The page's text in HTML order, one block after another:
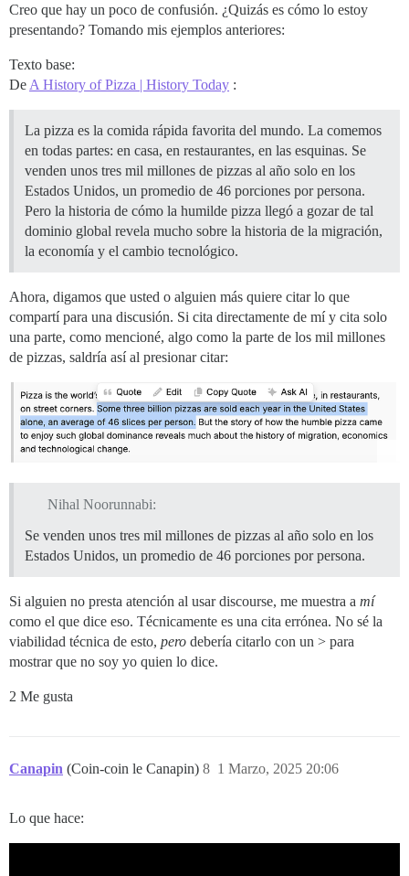
Creo que hay un poco de confusión. ¿Quizás es cómo lo estoy
presentando? Tomando mis ejemplos anteriores:
Texto base:
De A History of Pizza | History Today :
La pizza es la comida rápida favorita del mundo. La comemos
en todas partes: en casa, en restaurantes, en las esquinas. Se
venden unos tres mil millones de pizzas al año solo en los
Estados Unidos, un promedio de 46 porciones por persona.
Pero la historia de cómo la humilde pizza llegó a gozar de tal
dominio global revela mucho sobre la historia de la migración,
la economía y el cambio tecnológico.
Ahora, digamos que usted o alguien más quiere citar lo que
compartí para una discusión. Si cita directamente de mí y cita solo
una parte, como mencioné, algo como la parte de los mil millones
de pizzas, saldría así al presionar citar:
Nihal Noorunnabi:
Se venden unos tres mil millones de pizzas al año solo en los
Estados Unidos, un promedio de 46 porciones por persona.
Si alguien no presta atención al usar discourse, me muestra a mí
como el que dice eso. Técnicamente es una cita errónea. No sé la
viabilidad técnica de esto, pero debería citarlo con un > para
mostrar que no soy yo quien lo dice.
2 Me gusta
Canapin (Coin-coin le Canapin) 1 Marzo, 2025 20:06
8
Lo que hace: